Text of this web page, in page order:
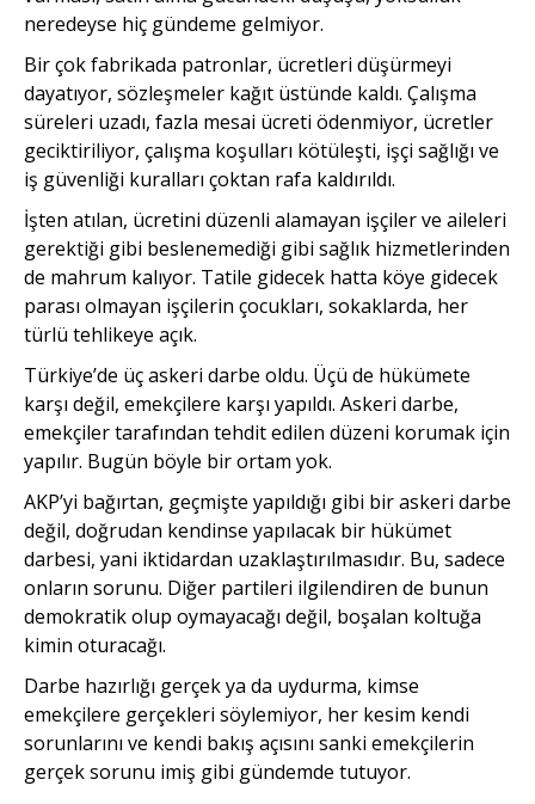
neredeyse hiç gündeme gelmiyor.
Bir çok fabrikada patronlar, ücretleri düşürmeyi
dayatıyor, sözleşmeler kağıt üstünde kaldı. Çalışma
süreleri uzadı, fazla mesai ücreti ödenmiyor, ücretler
geciktiriliyor, çalışma koşulları kötüleşti, işçi sağlığı ve
iş güvenliği kuralları çoktan rafa kaldırıldı.
İşten atılan, ücretini düzenli alamayan işçiler ve aileleri
gerektiği gibi beslenemediği gibi sağlık hizmetlerinden
de mahrum kalıyor. Tatile gidecek hatta köye gidecek
parası olmayan işçilerin çocukları, sokaklarda, her
türlü tehlikeye açık.
Türkiye’de üç askeri darbe oldu. Üçü de hükümete
karşı değil, emekçilere karşı yapıldı. Askeri darbe,
emekçiler tarafından tehdit edilen düzeni korumak için
yapılır. Bugün böyle bir ortam yok.
AKP’yi bağırtan, geçmişte yapıldığı gibi bir askeri darbe
değil, doğrudan kendinse yapılacak bir hükümet
darbesi, yani iktidardan uzaklaştırılmasıdır. Bu, sadece
onların sorunu. Diğer partileri ilgilendiren de bunun
demokratik olup oymayacağı değil, boşalan koltuğa
kimin oturacağı.
Darbe hazırlığı gerçek ya da uydurma, kimse
emekçilere gerçekleri söylemiyor, her kesim kendi
sorunlarını ve kendi bakış açısını sanki emekçilerin
gerçek sorunu imiş gibi gündemde tutuyor.